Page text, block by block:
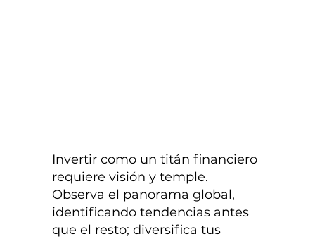
Invertir como un titán financiero
requiere visión y temple.
Observa el panorama global,
identificando tendencias antes
que el resto; diversifica tus